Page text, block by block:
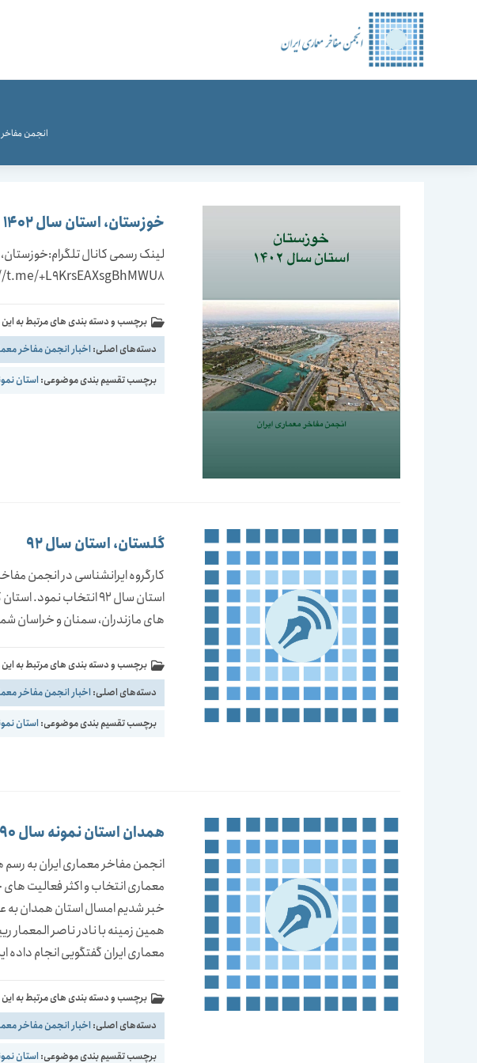
انجمن مفاخر
خوزستان، استان سال 1402
+L9KrsEAXsgBhMWU8
برچسب و دسته بندی های مرتبط به این
دسته‌های اصلی: اخبار انجمن مفاخر
برچسب تقسیم بندی موضوعی: استان
گلستان، استان سال 92
کارگروه ایرانشناسی در انجمن
استان سال 92 انتخاب
های مازندران، سمنان و خراسان
برچسب و دسته بندی های مرتبط به این
دسته‌های اصلی: اخبار انجمن مفاخر
برچسب تقسیم بندی موضوعی: استان
همدان استان نمونه سال 90 انتخاب شد.
انجمن مفاخر معماری ایران به رسم
معماری انتخاب و اکثر فعالیت
خبر شدیم امسال استان همدان به
همین زمینه با نادر ناصر
معماری ایران گفتگویی انجام داده
برچسب و دسته بندی های مرتبط به این
دسته‌های اصلی: اخبار انجمن مفاخر
برچسب تقسیم بندی موضوعی: استان